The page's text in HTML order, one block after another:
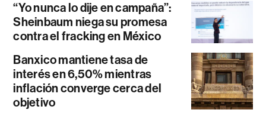
“Yo nunca lo dije en campaña”:
Sheinbaum niega su promesa
contra el fracking en México
Banxico mantiene tasa de
interés en 6,50% mientras
inflación converge cerca del
objetivo